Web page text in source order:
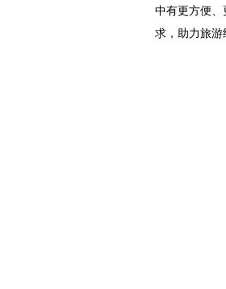
中有更方便、
求，助力旅游